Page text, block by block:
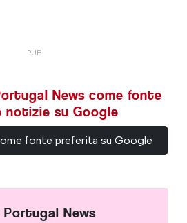
News come fonte
notizie su Google
fonte preferita su Google
News